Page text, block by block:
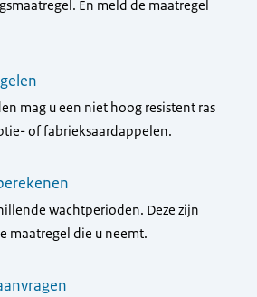
En meld de maatregel
mag u een niet hoog resistent ras
of fabrieksaardappelen.
wachtperioden. Deze zijn
maatregel die u neemt.